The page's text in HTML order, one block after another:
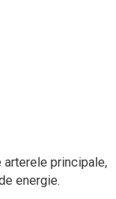
principale,
energie.